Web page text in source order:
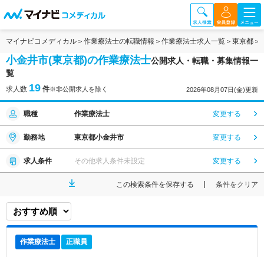
マイナビコメディカル 作業療法士の転職情報 作業療法士求人一覧 東京都
小金井市(東京都)の作業療法士公開求人・転職・募集情報一
覧
求人数 19 件※非公開求人を除く 2026年08月07日(金)更新
職種 作業療法士 変更する
勤務地 東京都小金井市 変更する
求人条件 その他求人条件未設定 変更する
この検索条件を保存する 条件をクリア
作業療法士 正職員